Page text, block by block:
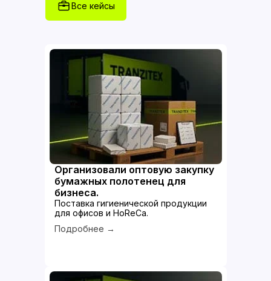
Все кейсы
Организовали оптовую закупку
бумажных полотенец для
бизнеса.
Поставка гигиенической продукции
для офисов и HoReCa.
Подробнее →